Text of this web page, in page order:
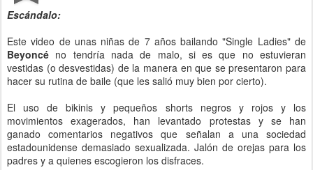
Escándalo:
Este video de unas niñas de 7 años bailando "Single Ladies" de
Beyoncé no tendría nada de malo, si es que no estuvieran
vestidas (o desvestidas) de la manera en que se presentaron para
hacer su rutina de baile (que les salió muy bien por cierto).
El uso de bikinis y pequeños shorts negros y rojos y los
movimientos exagerados, han levantado protestas y se han
ganado comentarios negativos que señalan a una sociedad
estadounidense demasiado sexualizada. Jalón de orejas para los
padres y a quienes escogieron los disfraces.